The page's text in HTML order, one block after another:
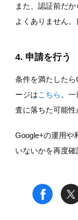
また、認証前だ
よくありません。
4. 申請を行う
条件を満たした
ージはこちら 。
査に落ちた可能性
Google+の運用や
いないかを再度確
f